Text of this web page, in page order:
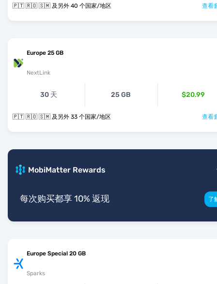
🇵🇹 🇷🇴 🇸🇲 及另外 40 个国家/地区 查看
Europe 25 GB
NextLink
30 天 25 GB $20.99
🇵🇹 🇷🇴 🇸🇲 及另外 33 个国家/地区 查看
MobiMatter Rewards
每次购买都享 10% 返现 了
Europe Special 20 GB
Sparks